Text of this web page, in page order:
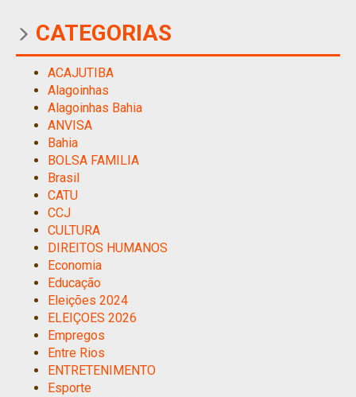
CATEGORIAS
ACAJUTIBA
Alagoinhas
Alagoinhas Bahia
ANVISA
Bahia
BOLSA FAMILIA
Brasil
CATU
CCJ
CULTURA
DIREITOS HUMANOS
Economia
Educação
Eleições 2024
ELEIÇOES 2026
Empregos
Entre Rios
ENTRETENIMENTO
Esporte